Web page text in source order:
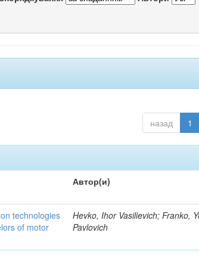
назад 1
Автор(и)
technologies
of motor
Hevko, Ihor Vasilievich; Franko,
Pavlovich